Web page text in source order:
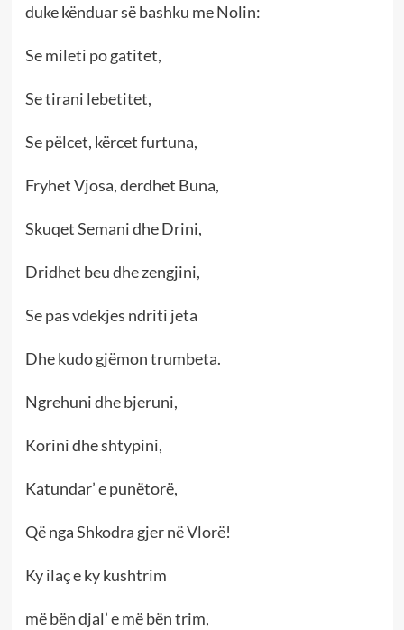
duke kënduar së bashku me Nolin:
Se mileti po gatitet,
Se tirani lebetitet,
Se pëlcet, kërcet furtuna,
Fryhet Vjosa, derdhet Buna,
Skuqet Semani dhe Drini,
Dridhet beu dhe zengjini,
Se pas vdekjes ndriti jeta
Dhe kudo gjëmon trumbeta.
Ngrehuni dhe bjeruni,
Korini dhe shtypini,
Katundar’ e punëtorë,
Që nga Shkodra gjer në Vlorë!
Ky ilaç e ky kushtrim
më bën djal’ e më bën trim,